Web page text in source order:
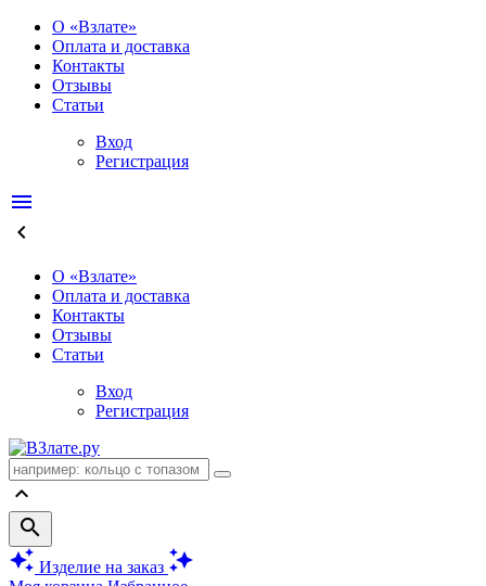
О «Взлате»
Оплата и доставка
Контакты
Отзывы
Статьи
Вход
Регистрация
menu
keyboard_arrow_left
О «Взлате»
Оплата и доставка
Контакты
Отзывы
Статьи
Вход
Регистрация
keyboard_arrow_up
search
auto_awesome Изделие на заказ auto_awesome